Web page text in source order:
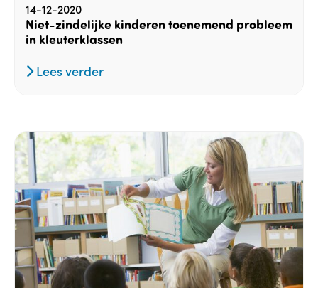
14-12-2020
Niet-zindelijke kinderen toenemend probleem
in kleuterklassen
Lees verder